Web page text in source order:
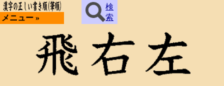
メニュー »
検
索